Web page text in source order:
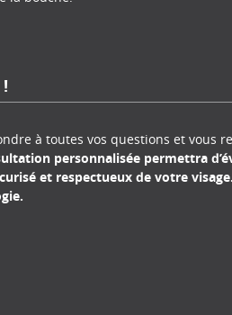
à toutes vos questions et vous
personnalisée permettra
et respectueux de votre